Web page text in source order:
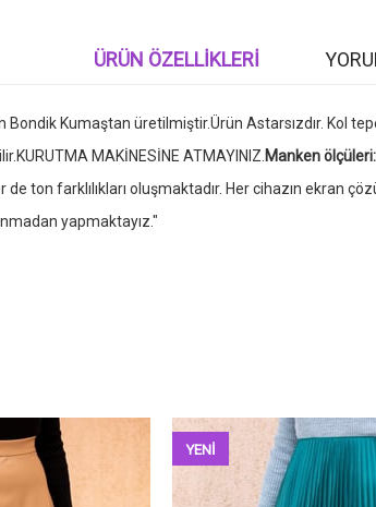
ÜRÜN ÖZELLIKLERI
Bondik Kumaştan üretilmiştir.Ürün Astarsızdır. Kol
MAKİNESİNE ATMAYINIZ. Manken ölçüleri:
de ton farklılıkları oluşmaktadır. Her cihazın
yapmaktayız."
YENI
ÜRÜN